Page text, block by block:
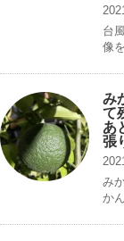
台
像
み
て
あ
張
み
か